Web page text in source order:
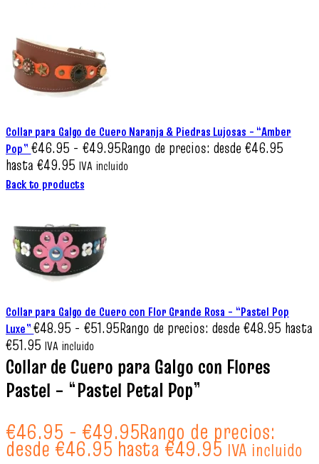
Collar para Galgo de Cuero Naranja & Piedras Lujosas – “Amber
Pop” €46.95 - €49.95Rango de precios: desde €46.95
hasta €49.95 IVA incluido
Back to products
Collar para Galgo de Cuero con Flor Grande Rosa – “Pastel Pop
Luxe”€48.95 - €51.95Rango de precios: desde €48.95 hasta
€51.95 IVA incluido
Collar de Cuero para Galgo con Flores
Pastel – “Pastel Petal Pop”
€46.95 - €49.95Rango de precios:
desde €46.95 hasta €49.95 IVA incluido